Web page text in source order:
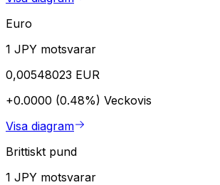
Euro
1 JPY motsvarar
0,00548023 EUR
+0.0000 (0.48%) Veckovis
Visa diagram
Brittiskt pund
1 JPY motsvarar